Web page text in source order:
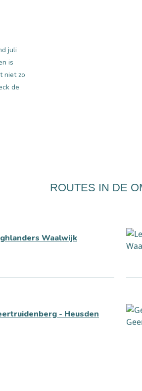
juli
is
niet zo
de
ROUTES IN DE
Waalwijk
- Heusden